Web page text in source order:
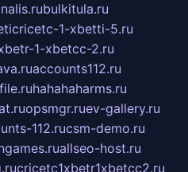
bulkitula.ru
1-xbetti-5.ru
1-xbetcc-2.ru
accounts112.ru
hahahaharms.ru
opsmgr.ruev-gallery.ru
112.rucsm-demo.ru
allseo-host.ru
cricetc1xbetr1xbetcc2.ru